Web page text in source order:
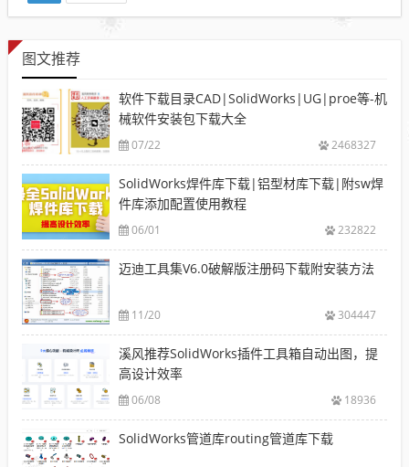
图文推荐
软件下载目录CAD|SolidWorks|UG|proe等-机
械软件安装包下载大全
07/22 2468327
SolidWorks焊件库下载|铝型材库下载|附sw焊
件库添加配置使用教程
06/01 232822
迈迪工具集V6.0破解版注册码下载附安装方法
11/20 304447
溪风推荐SolidWorks插件工具箱自动出图，提
高设计效率
06/08 18936
SolidWorks管道库routing管道库下载